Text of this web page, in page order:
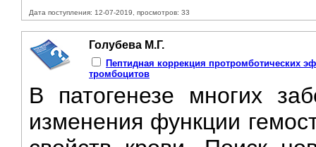
Дата поступления: 12-07-2019, просмотров: 33
Голубева М.Г.
Пептидная коррекция протромботических
тромбоцитов
В патогенезе многих
изменения функции